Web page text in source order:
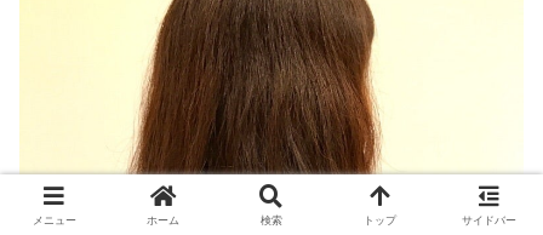
メニュー ホーム 検索 トップ サイドバー